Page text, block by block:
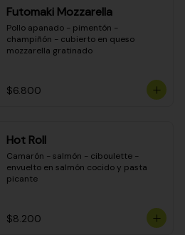
Futomaki Mozzarella
Pollo apanado - pimentón -
champiñón - cubierto en queso
mozzarella gratinado
$6.800
Hot Roll
Camarón - salmón - ciboulette -
envuelto en salmón cocido y pasta
picante
$8.200